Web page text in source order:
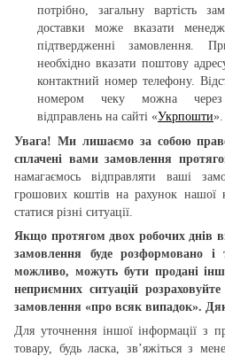
потрібно, загальну вартість
доставки може вказати
підтвердженні замовлення.
необхідно вказати поштову
контактний номер телефону.
номером чеку можна через
відправлень на сайті «Укрпошти».
Увага! Ми лишаємо за собою
сплачені вами замовлення
намагаємось відправляти ваші
грошових коштів на рахунок нашої
статися різні ситуації.
Якщо протягом двох робочих днів
замовлення буде розформовано
можливо, можуть бути продані
неприємних ситуацій
замовлення «про всяк випадок».
Для уточнення іншої інформації з
товару, будь ласка, зв’яжіться з